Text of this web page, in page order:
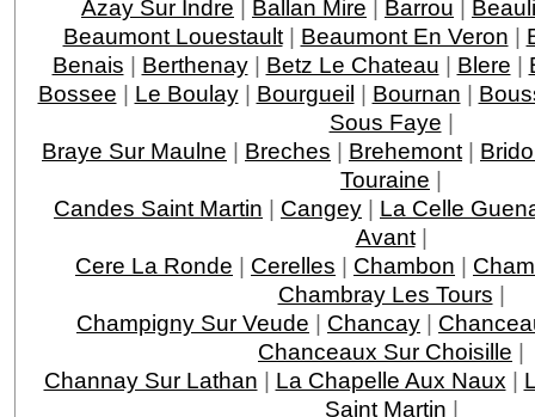
Azay Sur Indre | Ballan Mire | Barrou |
Beaumont Louestault| Beaumont En Veron |
Benais | Berthenay| Betz Le Chateau | Blere |
Bossee | Le Boulay| Bourgueil | Bournan |
Sous Faye |
Braye Sur Maulne | Breches | Brehemont |
Touraine |
Candes Saint Martin | Cangey | La Celle
Avant|
Cere La Ronde | Cerelles | Chambon |
Chambray Les Tours |
Champigny Sur Veude | Chancay |
Chanceaux Sur Choisille |
Channay Sur Lathan | La Chapelle Aux Naux |
Saint Martin |